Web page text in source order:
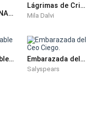
PROHIBIDO ENAMORSE DEL JEFE
Lágrimas de Cristal
Mila Dalvi
Mi insoportable esposo Embarazada del Ceo Ciego.
Salyspears